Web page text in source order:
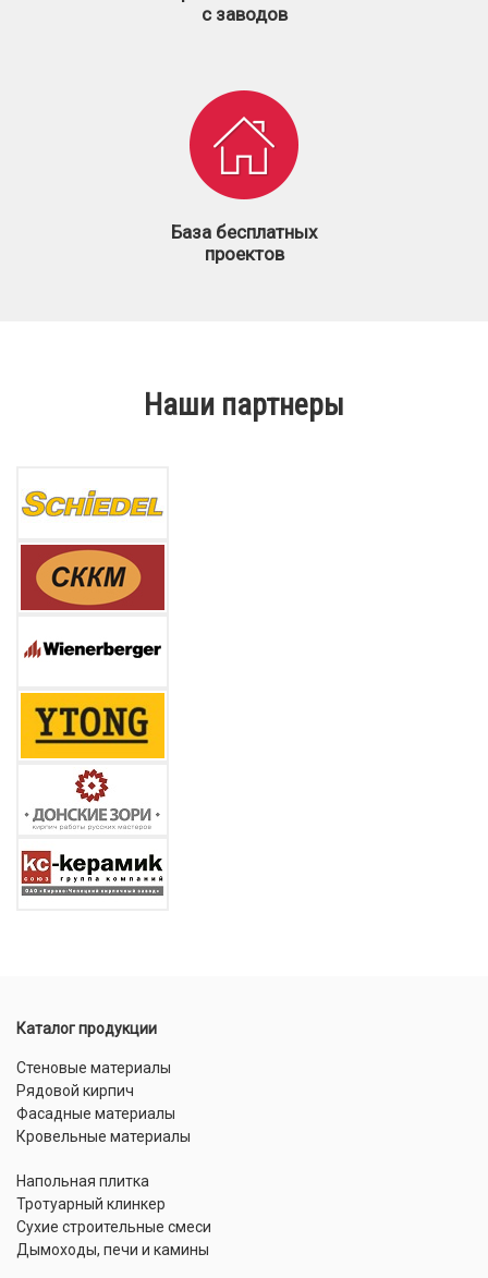
с заводов
База бесплатных
проектов
Наши партнеры
Каталог продукции
Стеновые материалы
Рядовой кирпич
Фасадные материалы
Кровельные материалы
Напольная плитка
Тротуарный клинкер
Сухие строительные смеси
Дымоходы, печи и камины